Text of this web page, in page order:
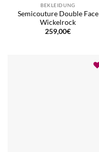
BEKLEIDUNG
Semicouture Double Face
Wickelrock
259,00€